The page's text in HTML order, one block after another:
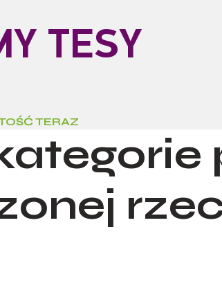
TESY
TERAZ